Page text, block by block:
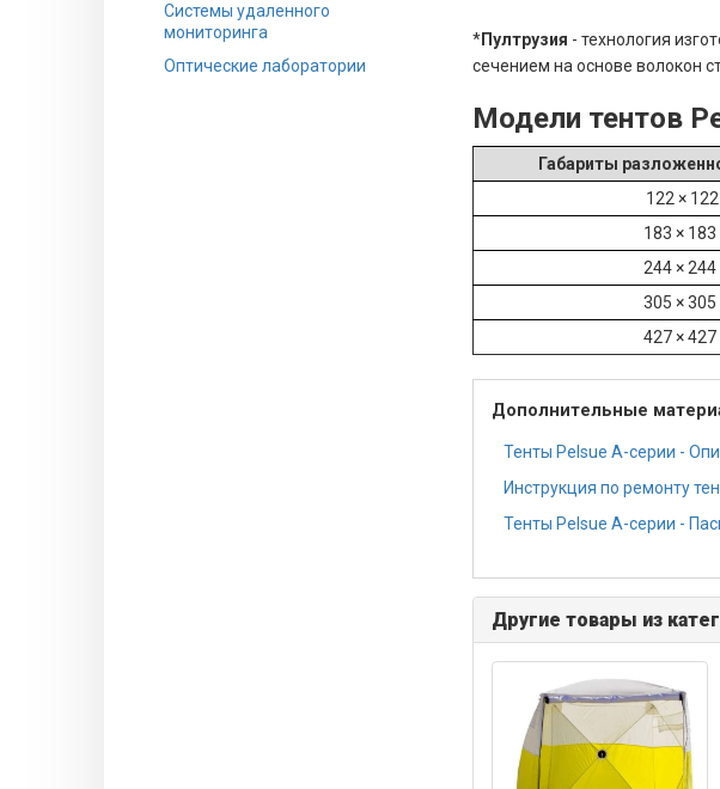
Системы удаленного
мониторинга
Оптические лаборатории
*Пултрузия - технология
сечением на основе волокон
Модели тентов
Габариты
122 ×
183 ×
244 ×
305 ×
427 ×
Дополнительные
Тенты Pelsue А-серии -
Инструкция по ремонту
Тенты Pelsue А-серии -
Другие товары из